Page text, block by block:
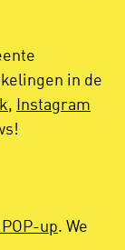
in de
,
Instagram
POP-up. We